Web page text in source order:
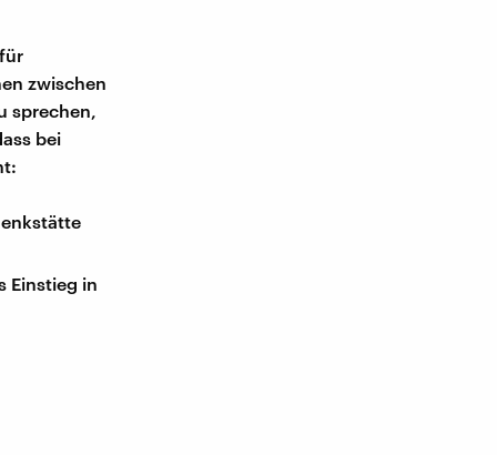
zwischen
sprechen,
bei
Einstieg in